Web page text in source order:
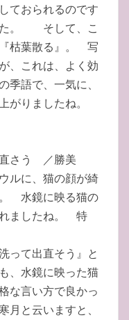
ておられるのです
。 そして、こ
枯葉散る』。 写
、これは、よく効
語で、一気に、
がりましたね。
さう ／勝美
に、猫の顔が綺
水鏡に映る猫の
ましたね。 特
って出直そう』と
、水鏡に映った猫
な言い方で良かっ
と云いますと、